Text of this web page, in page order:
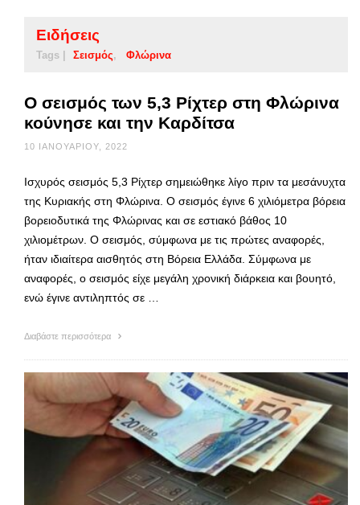
Ειδήσεις
Tags | Σεισμός Φλώρινα
Ο σεισμός των 5,3 Ρίχτερ στη Φλώρινα
κούνησε και την Καρδίτσα
10 ΙΑΝΟΥΑΡΊΟΥ, 2022
Ισχυρός σεισμός 5,3 Ρίχτερ σημειώθηκε λίγο πριν τα μεσάνυχτα
της Κυριακής στη Φλώρινα. Ο σεισμός έγινε 6 χιλιόμετρα βόρεια
βορειοδυτικά της Φλώρινας και σε εστιακό βάθος 10
χιλιομέτρων. Ο σεισμός, σύμφωνα με τις πρώτες αναφορές,
ήταν ιδιαίτερα αισθητός στη Βόρεια Ελλάδα. Σύμφωνα με
αναφορές, ο σεισμός είχε μεγάλη χρονική διάρκεια και βουητό,
ενώ έγινε αντιληπτός σε …
Διαβάστε περισσότερα